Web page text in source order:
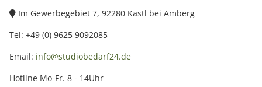
Im Gewerbegebiet 7, 92280 Kastl bei Amberg
Tel: +49 (0) 9625 9092085
Email: info@studiobedarf24.de
Hotline Mo-Fr. 8 - 14Uhr